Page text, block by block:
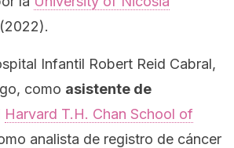
(2022).
Infantil Robert Reid Cabral,
como asistente de
Harvard T.H. Chan School of
analista de registro de cáncer